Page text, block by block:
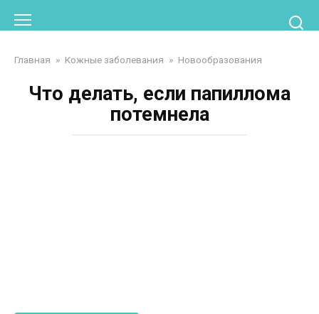
Главная » Кожные заболевания » Новообразования
Что делать, если папиллома
потемнела